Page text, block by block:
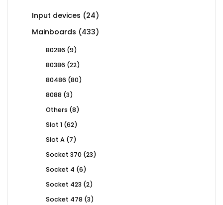
Input devices 2424
products
Mainboards 433433
80286 99
80386 2222
80486 8080
8088 33
Others 88
Slot 1 6262
Slot A 77
Socket 370 2323
Socket 4 66
Socket 423 22
Socket 478 33